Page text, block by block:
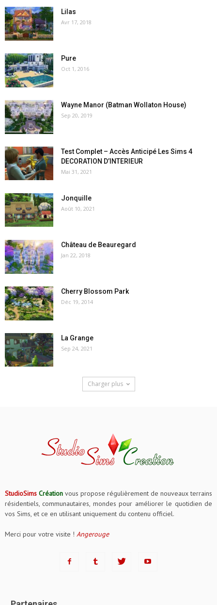
Lilas
Avr 17, 2018
Pure
Oct 1, 2016
Wayne Manor (Batman Wollaton House)
Sep 20, 2019
Test Complet – Accès Anticipé Les Sims 4
DECORATION D’INTERIEUR
Mai 31, 2021
Jonquille
Août 10, 2021
Château de Beauregard
Jan 22, 2018
Cherry Blossom Park
Déc 19, 2014
La Grange
Sep 24, 2021
Charger plus
StudioSims Création vous propose régulièrement de nouveaux terrains
résidentiels, communautaires, mondes pour améliorer le quotidien de
vos Sims, et ce en utilisant uniquement du contenu officiel.
Merci pour votre visite ! Angerouge